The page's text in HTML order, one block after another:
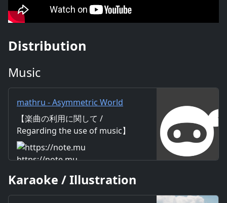
Distribution
Music
mathru - Asymmetric World
feat. 神威がくぽ - Asymmetric
World feat. Gackpo Camui｜
mathru
【楽曲の利用に関して /
Regarding the use of music】
https://mathru.net/terms/musi
c 【歌詞 / Lyrics】 Lyrics：
Arrange：mathru Sing：
https://note.mu
Karaoke / Illustration